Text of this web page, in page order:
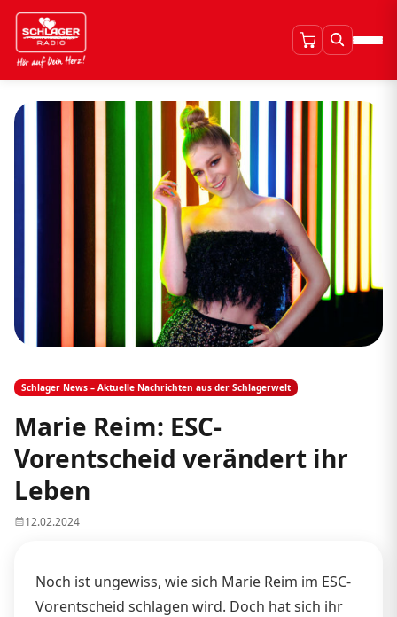
Schlager News – Aktuelle Nachrichten aus der Schlagerwelt
Marie Reim: ESC-
Vorentscheid verändert ihr
Leben
12.02.2024
Noch ist ungewiss, wie sich Marie Reim im ESC-
Vorentscheid schlagen wird. Doch hat sich ihr